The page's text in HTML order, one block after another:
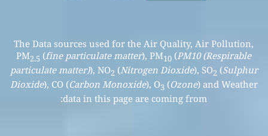
The Data sources used for the Air Quality, Air Pollution,
PM2.5(fine particulate matter), PM10(PM10 (Respirable
particulate matter)), NO2 (Nitrogen Dioxide), SO2 (Sulphur
Dioxide), CO (Carbon Monoxide), O3 (Ozone ) and Weather
data in this page are coming from: